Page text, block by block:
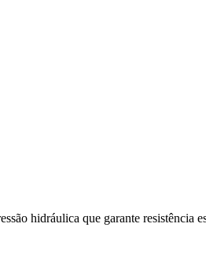
hidráulica que garante resistência